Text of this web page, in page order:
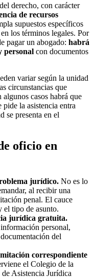
derecho, con carácter
de recursos
supuestos específicos
los términos legales. Por
pagar un abogado: habrá
personal con documentos
variar según la unidad
circunstancias que
casos habrá que
la asistencia entra
se presenta en el
oficio en
jurídico. No es lo
al recibir una
penal. El cauce
el tipo de asunto.
jurídica gratuita.
personal,
del
correspondiente
el Colegio de la
Asistencia Jurídica